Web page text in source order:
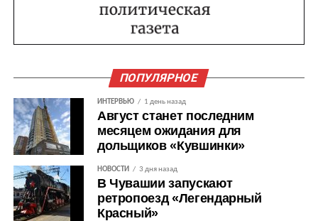
ПОПУЛЯРНОЕ
ИНТЕРВЬЮ 1 день назад
Август станет последним
месяцем ожидания для
дольщиков «Кувшинки»
НОВОСТИ 3 дня назад
В Чувашии запускают
ретропоезд «Легендарный
Красный»